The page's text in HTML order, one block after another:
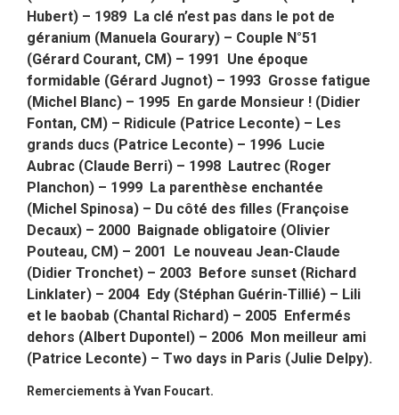
Hubert) – 1989 La clé n’est pas dans le pot de
géranium (Manuela Gourary) – Couple N°51
(Gérard Courant, CM) – 1991 Une époque
formidable (Gérard Jugnot) – 1993 Grosse fatigue
(Michel Blanc) – 1995 En garde Monsieur ! (Didier
Fontan, CM) – Ridicule (Patrice Leconte) – Les
grands ducs (Patrice Leconte) – 1996 Lucie
Aubrac (Claude Berri) – 1998 Lautrec (Roger
Planchon) – 1999 La parenthèse enchantée
(Michel Spinosa) – Du côté des filles (Françoise
Decaux) – 2000 Baignade obligatoire (Olivier
Pouteau, CM) – 2001 Le nouveau Jean-Claude
(Didier Tronchet) – 2003 Before sunset (Richard
Linklater) – 2004 Edy (Stéphan Guérin-Tillié) – Lili
et le baobab (Chantal Richard) – 2005 Enfermés
dehors (Albert Dupontel) – 2006 Mon meilleur ami
(Patrice Leconte) – Two days in Paris (Julie Delpy).
Remerciements à Yvan Foucart.